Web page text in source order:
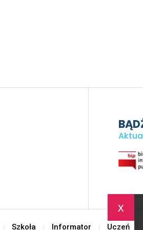
x
Szkoła Informator Uczeń